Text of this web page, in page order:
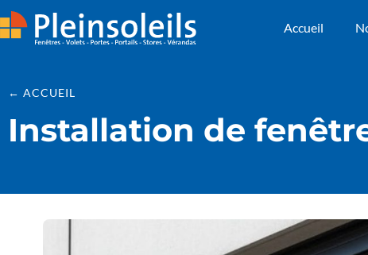
Accueil
← ACCUEIL
Installation de